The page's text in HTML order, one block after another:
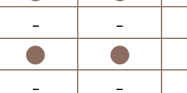
- -
● ●
- -